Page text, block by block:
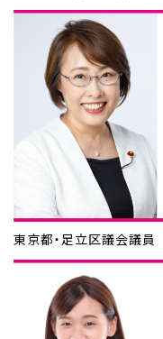
東京都・足立区議会議員